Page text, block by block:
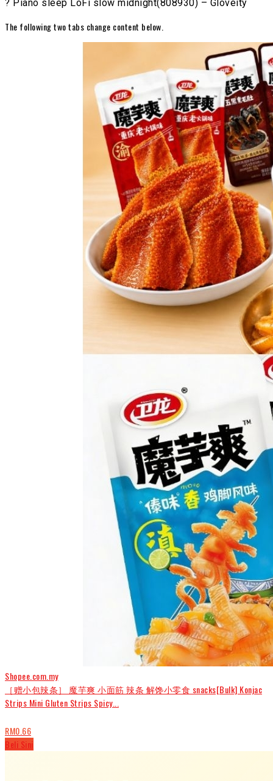
? Piano sleep LoFi slow midnight(808930) – Gloveity
The following two tabs change content below.
Shopee.com.my
［赠小包辣条］ 魔芋爽 小面筋 辣条 解馋小零食 snacks[Bulk] Konjac
Strips Mini Gluten Strips Spicy...
RM0.66
Beli Sini